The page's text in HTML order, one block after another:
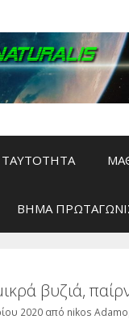
ΤΑΥΤΟΤΗΤΑ
ΒΗΜΑ
βυζιά,
2020 από nikos